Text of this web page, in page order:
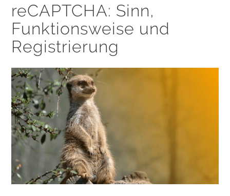
reCAPTCHA: Sinn,
Funktionsweise und
Registrierung